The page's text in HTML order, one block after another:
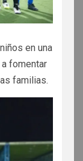
en una
fomentar
familias.